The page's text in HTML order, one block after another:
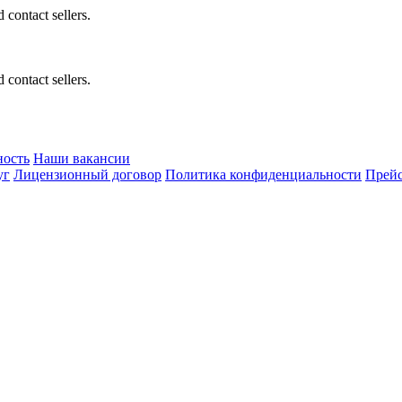
contact sellers.
contact sellers.
Наши вакансии
Лицензионный договор Политика конфиденциальности